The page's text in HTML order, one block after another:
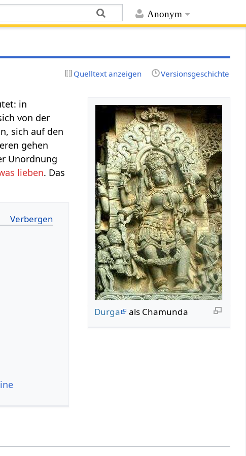
Anonym
Quelltext anzeigen Versionsgeschichte
Durga als Chamunda
in
von der
sich auf den
gehen
Unordnung
lieben. Das